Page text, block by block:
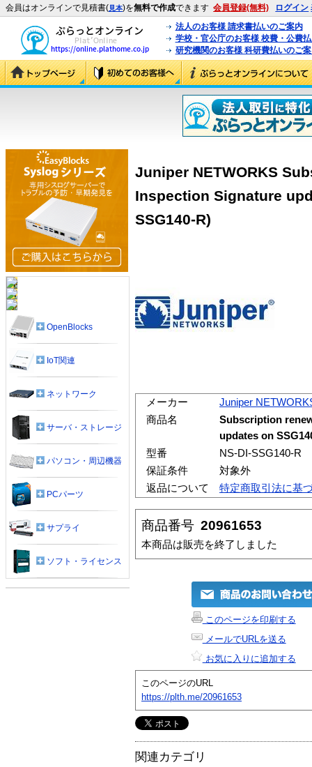
会員はオンラインで見積書(見本)を無料で作成できます 会員登録(無料) ログイン
法人のお客様 請求書払いのご案内
学校・官公庁のお客様 校費・公費
研究機関のお客様 科研費払いのご
Juniper NETWORKS
Inspection Signature
SSG140-R)
メーカー
Juniper
商品名
Subscription
updates on
型番
NS-DI-SSG140-R
保証条件
対象外
返品について
特定商取引法に基
商品番号 20961653
本商品は販売を終了しました
このページを印刷する
メールでURLを送る
お気に入りに追加する
このページのURL
https://plth.me/20961653
関連カテゴリ
OpenBlocks
IoT関連
ネットワーク
サーバ・ストレージ
パソコン・周辺機器
PCパーツ
サプライ
ソフト・ライセンス